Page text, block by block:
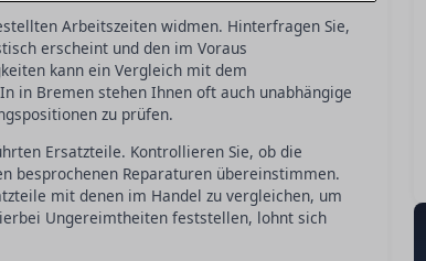
Arbeitszeiten widmen. Hinterfragen Sie,
erscheint und den im Voraus
kann ein Vergleich mit dem
in Bremen stehen Ihnen oft auch unabhängige
zu prüfen.
Ersatzteile. Kontrollieren Sie, ob die
besprochenen Reparaturen übereinstimmen.
mit denen im Handel zu vergleichen, um
Ungereimtheiten feststellen, lohnt sich